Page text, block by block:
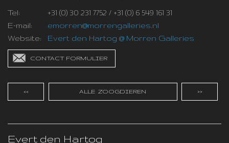
Tel:
+31 (0) 30 231 7752 / +31 (0) 6 549 161 31
E-mail:
emorren@morrengalleries.nl
Website: Evert den Hartog @ Morren Galleries
CONTACT FORMULIER
<< ALLE ZOOGDIEREN >>
Evert den Hartog